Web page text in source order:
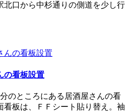
北口から中杉通りの側道を少し行
の看板設置
のところにある居酒屋さんの看
看板は、ＦＦシート貼り替え。袖